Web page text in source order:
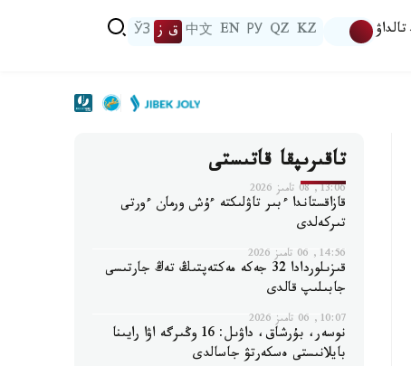
تالداۋ KZ
QZ
РУ
EN
中文 ق ز ЎЗ
تاقىرىپقا قاتىستى
13:06, 08 تامىز 2026
قازاقستاندا ءبىر تاۋلىكتە ءۇش ورمان ءورتى
تىركەلدى
14:56, 06 تامىز 2026
قىزىلوردادا 32 جەكە مەكتەپتىڭ تەڭ جارتىسى
جابىلىپ قالدى
10:07, 06 تامىز 2026
نوسەر، بۇرشاق، داۋىل: 16 وڭىرگە اۋا رايىنا
بايلانىستى ەسكەرتۋ جاسالدى